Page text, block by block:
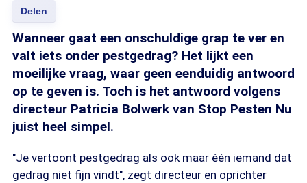
Delen
Wanneer gaat een onschuldige grap te ver en
valt iets onder pestgedrag? Het lijkt een
moeilijke vraag, waar geen eenduidig antwoord
op te geven is. Toch is het antwoord volgens
directeur Patricia Bolwerk van Stop Pesten Nu
juist heel simpel.
"Je vertoont pestgedrag als ook maar één iemand dat
gedrag niet fijn vindt", zegt directeur en oprichter